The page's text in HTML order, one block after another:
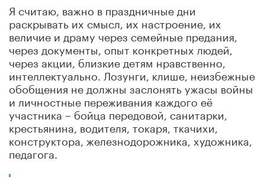
Я считаю, важно в праздничные дни
раскрывать их смысл, их настроение, их
величие и драму через семейные предания,
через документы, опыт конкретных людей,
через акции, близкие детям нравственно,
интеллектуально. Лозунги, клише, неизбежные
обобщения не должны заслонять ужасы войны
и личностные переживания каждого её
участника – бойца передовой, санитарки,
крестьянина, водителя, токаря, ткачихи,
конструктора, железнодорожника, художника,
педагога.